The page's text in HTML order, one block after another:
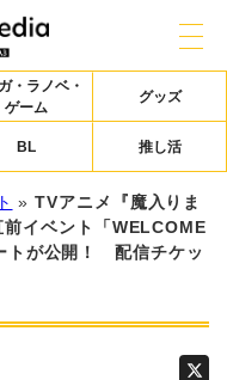
・ラノベ・
ゲーム
グッズ
BL 推し活
»TVアニメ『魔入りま
イベント「WELCOME
トが公開！ 配信チケッ